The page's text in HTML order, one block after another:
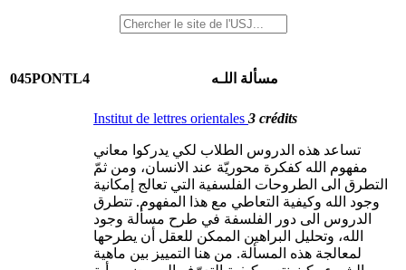
045PONTL4 مسألة اللـه
Institut de lettres orientales 3 crédits
تساعد هذه الدروس الطلاب لكي يدركوا معاني
مفهوم الله كفكرة محوريّة عند الانسان، ومن ثمّ
التطرق الى الطروحات الفلسفية التي تعالج إمكانية
وجود الله وكيفية التعاطي مع هذا المفهوم. تتطرق
الدروس الى دور الفلسفة في طرح مسألة وجود
الله، وتحليل البراهين الممكن للعقل أن يطرحها
لمعالجة هذه المسألة. من هنا التمييز بين ماهية